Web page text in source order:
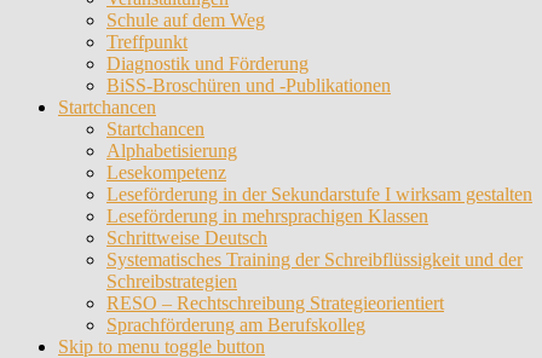
Schule auf dem Weg
Treffpunkt
Diagnostik und Förderung
BiSS-Broschüren und -Publikationen
Startchancen
Startchancen
Alphabetisierung
Lesekompetenz
Leseförderung in der Sekundarstufe I wirksam gestalten
Leseförderung in mehrsprachigen Klassen
Schrittweise Deutsch
Systematisches Training der Schreibflüssigkeit und der
Schreibstrategien
RESO – Rechtschreibung Strategieorientiert
Sprachförderung am Berufskolleg
Skip to menu toggle button